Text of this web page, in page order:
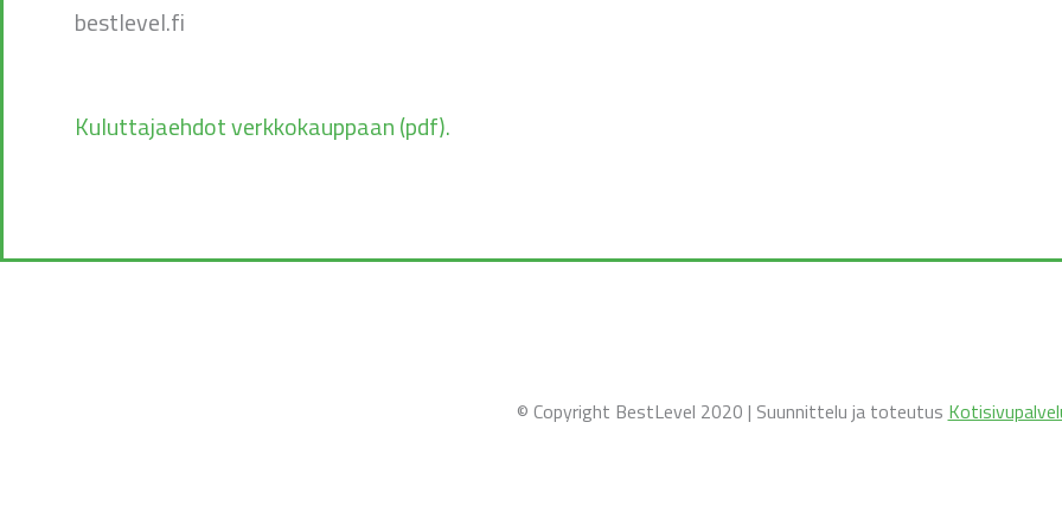
bestlevel.fi
Kuluttajaehdot verkkokauppaan (pdf).
©️ Copyright BestLevel 2020 | Suunnittelu ja toteutus